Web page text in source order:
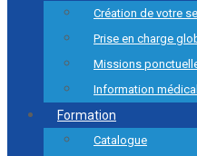
Création de votre
Prise en charge
Missions
Information
Formation
Catalogue